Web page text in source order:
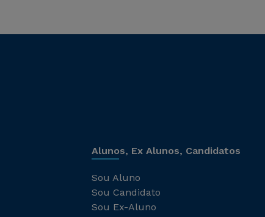
Alunos, Ex Alunos, Candidatos
Sou Aluno
Sou Candidato
Sou Ex-Aluno